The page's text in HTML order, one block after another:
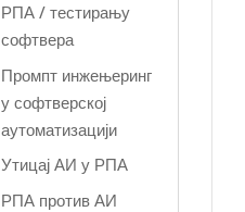
РПА / тестирању
софтвера
Промпт инжењеринг
у софтверској
аутоматизацији
Утицај АИ у РПА
РПА против АИ